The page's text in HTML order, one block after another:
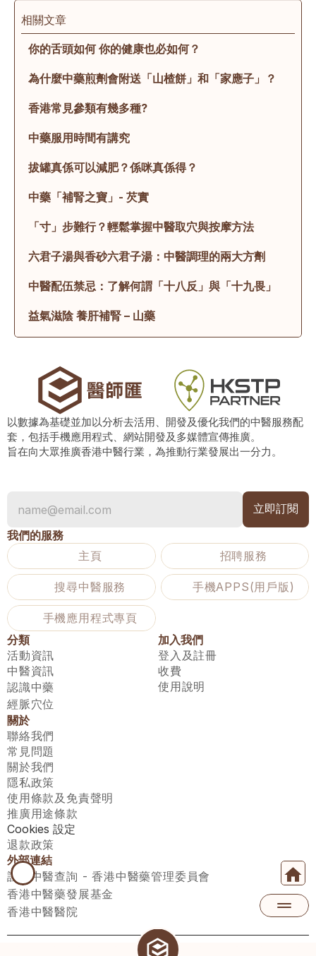
相關文章
你的舌頭如何 你的健康也必如何？
為什麼中藥煎劑會附送「山楂餅」和「家應子」？
香港常見參類有幾多種?
中藥服用時間有講究
拔罐真係可以減肥？係咪真係得？
中藥「補腎之寶」- 芡實
「寸」步難行？輕鬆掌握中醫取穴與按摩方法
六君子湯與香砂六君子湯：中醫調理的兩大方劑
中醫配伍禁忌：了解何謂「十八反」與「十九畏」
益氣滋陰 養肝補腎 – 山藥
以數據為基礎並加以分析去活用、開發及優化我們的中醫服務配
套，包括手機應用程式、網站開發及多媒體宣傳推廣。
旨在向大眾推廣香港中醫行業，為推動行業發展出一分力。
我們的服務
主頁
招聘服務
搜尋中醫服務 手機APPS(用戶版)
手機應用程式專頁
分類
活動資訊
中醫資訊
認識中藥
經脈穴位
加入我們
登入及註冊
收費
使用說明
關於
聯絡我們
常見問題
關於我們
隱私政策
使用條款及免責聲明
推廣用途條款
Cookies 設定
退款政策
外部連結
註冊中醫查詢 - 香港中醫藥管理委員會
香港中醫藥發展基金
香港中醫醫院